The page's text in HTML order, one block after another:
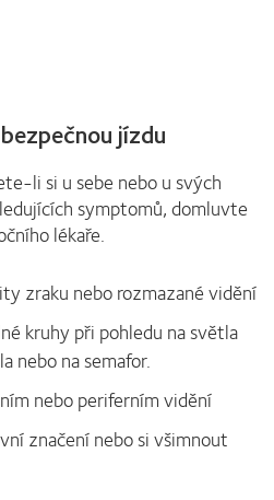
jízdu
li si u sebe nebo u svých
symptomů, domluvte
lékaře.
zraku nebo rozmazané vidění
kruhy při pohledu na světla
nebo na semafor.
nebo periferním vidění
značení nebo si všimnout